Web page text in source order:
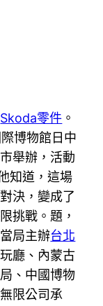
Skoda零件 。
博物館日中
舉辦，活動
知道，這場
決，變成了
挑戰。題，
局主辦台北
廳、內蒙古
、中國博物
限公司承